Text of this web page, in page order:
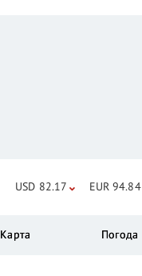
USD 82.17 EUR 94.84
Карта Погода